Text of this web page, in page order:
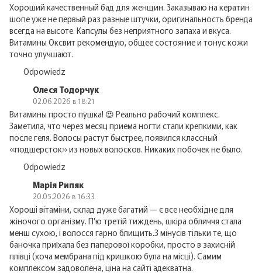
Хороший качественный бад для женщин. Заказываю на кератин
шопе уже не первый раз разные штучки, оригинальность бренда
всегда на высоте. Капсулы без неприятного запаха и вкуса.
Витамины Оксвит рекомендую, общее состояние и тонус кожи
точно улучшают.
Odpowiedz
Олеся Тодорчук
02.06.2026 в 18:21
Витамины просто пушка! 😍 Реально рабочий комплекс.
Заметила, что через месяц приема ногти стали крепкими, как
после геля. Волосы растут быстрее, появился классный
«подшерсток» из новых волосков. Никаких побочек не было.
Odpowiedz
Марія Рипяк
20.05.2026 в 16:33
Хороші вітаміни, склад дуже багатий — є все необхідне для
жіночого організму. П'ю третій тиждень, шкіра обличчя стала
менш сухою, і волосся гарно блищить.З мінусів тільки те, що
баночка приїхала без паперової коробки, просто в захисній
плівці (хоча мембрана під кришкою була на місці). Самим
комплексом задоволена, ціна на сайті адекватна.